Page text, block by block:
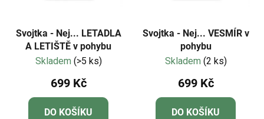
Svojtka - Nej... LETADLA
A LETIŠTĚ v pohybu
Skladem (>5 ks)
699 Kč
DO KOŠÍKU
Svojtka - Nej... VESMÍR v
pohybu
Skladem (2 ks)
699 Kč
DO KOŠÍKU